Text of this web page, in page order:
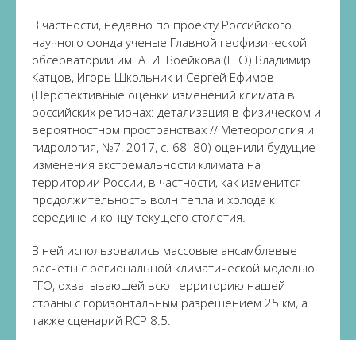
В частности, недавно по проекту Российского
научного фонда ученые Главной геофизической
обсерватории им. А. И. Воейкова (ГГО) Владимир
Катцов, Игорь Школьник и Сергей Ефимов
(Перспективные оценки изменений климата в
российских регионах: детализация в физическом и
вероятностном пространствах // Метеорология и
гидрология, №7, 2017, с. 68–80) оценили будущие
изменения экстремальности климата на
территории России, в частности, как изменится
продолжительность волн тепла и холода к
середине и концу текущего столетия.
В ней использовались массовые ансамблевые
расчеты с региональной климатической моделью
ГГО, охватывающей всю территорию нашей
страны с горизонтальным разрешением 25 км, а
также сценарий RCP 8.5.